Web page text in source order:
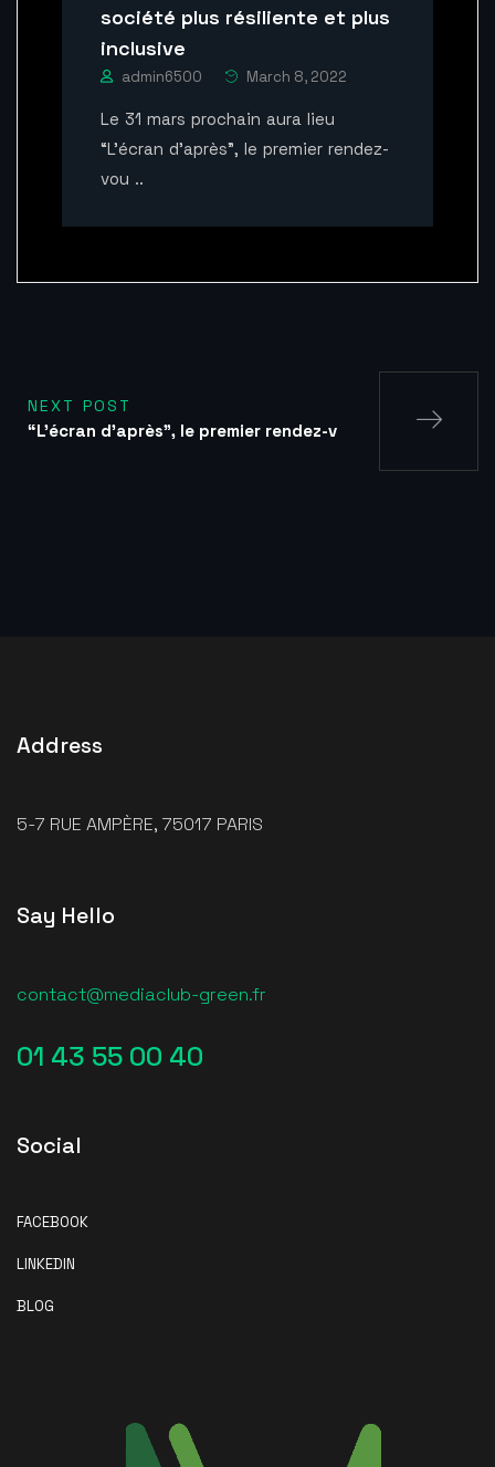
société plus résiliente et plus
inclusive
admin6500 March 8, 2022
Le 31 mars prochain aura lieu
“L’écran d’après”, le premier rendez-
vou ..
NEXT POST
“L’écran d’après”, le premier rendez-v
Address
5-7 RUE AMPÈRE, 75017 PARIS
Say Hello
contact@mediaclub-green.fr
01 43 55 00 40
Social
FACEBOOK
LINKEDIN
BLOG